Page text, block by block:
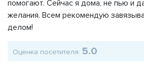
помогают. Сейчас я дома, не пью и
желания. Всем рекомендую
делом!
Оценка посетителя: 5.0